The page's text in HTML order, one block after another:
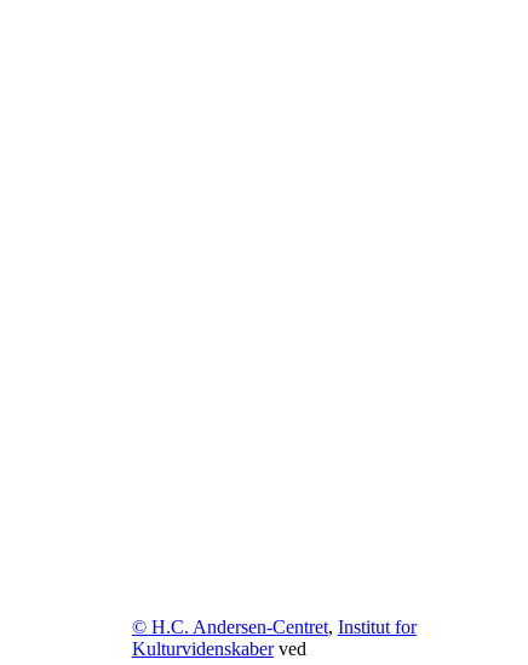
© H.C. Andersen-Centret, Institut for
Kulturvidenskaberved